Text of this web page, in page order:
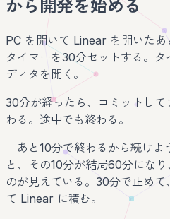
から開発を始める
PC を開いて Linear を開いた
タイマーを30分セットする。
ディタを開く。
30分が経ったら、コミットし
わる。途中でも終わる。
「あと10分で終わるから続け
と、その10分が結局60分にな
のが見えている。30分で止め
て Linear に積む。